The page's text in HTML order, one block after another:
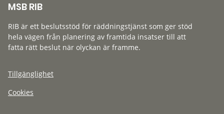
MSB RIB
RIB är ett beslutsstöd för räddningstjänst som ger stöd
hela vägen från planering av framtida insatser till att
fatta rätt beslut när olyckan är framme.
Tillgänglighet
Cookies